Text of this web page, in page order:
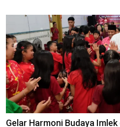
Gelar Harmoni Budaya